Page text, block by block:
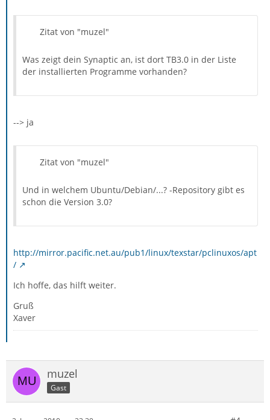
Zitat von "muzel"
Was zeigt dein Synaptic an, ist dort TB3.0 in der Liste
der installierten Programme vorhanden?
--> ja
Zitat von "muzel"
Und in welchem Ubuntu/Debian/...? -Repository gibt es
schon die Version 3.0?
http://mirror.pacific.net.au/pub1/linux/texstar/pclinuxos/apt
/
Ich hoffe, das hilft weiter.
Gruß
Xaver
muzel
Gast